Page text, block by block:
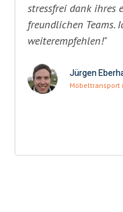
stressfrei dank ihres
freundlichen Teams.
weiterempfehlen!"
Jürgen
Möbeltransport